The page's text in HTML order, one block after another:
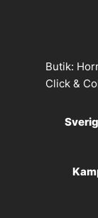
Butik:
Click &